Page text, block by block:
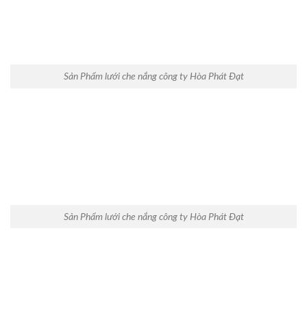
Sản Phẩm lưới che nắng công ty Hòa Phát Đạt
Sản Phẩm lưới che nắng công ty Hòa Phát Đạt